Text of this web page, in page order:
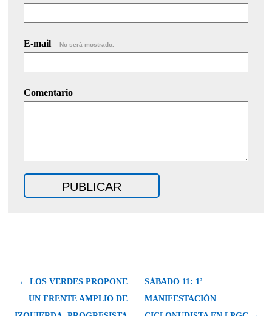
E-mail No será mostrado.
Comentario
← LOS VERDES PROPONE
UN FRENTE AMPLIO DE
SÁBADO 11: 1ª
MANIFESTACIÓN